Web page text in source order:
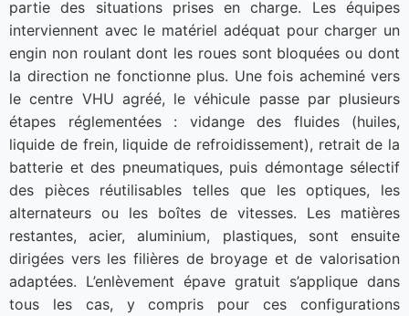
partie des situations prises en charge. Les équipes
interviennent avec le matériel adéquat pour charger un
engin non roulant dont les roues sont bloquées ou dont
la direction ne fonctionne plus. Une fois acheminé vers
le centre VHU agréé, le véhicule passe par plusieurs
étapes réglementées : vidange des fluides (huiles,
liquide de frein, liquide de refroidissement), retrait de la
batterie et des pneumatiques, puis démontage sélectif
des pièces réutilisables telles que les optiques, les
alternateurs ou les boîtes de vitesses. Les matières
restantes, acier, aluminium, plastiques, sont ensuite
dirigées vers les filières de broyage et de valorisation
adaptées. L’enlèvement épave gratuit s’applique dans
tous les cas, y compris pour ces configurations